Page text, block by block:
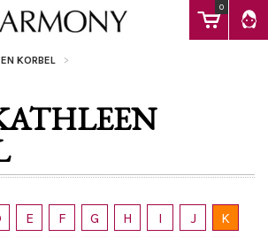
0
KORBEL
E F G H I J
K